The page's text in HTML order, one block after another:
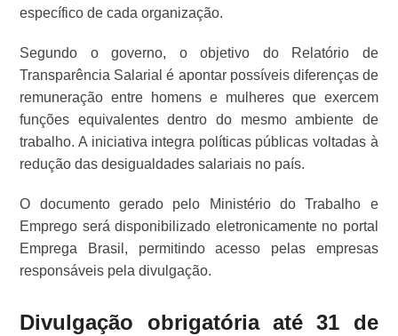
específico de cada organização.
Segundo o governo, o objetivo do Relatório de
Transparência Salarial é apontar possíveis diferenças de
remuneração entre homens e mulheres que exercem
funções equivalentes dentro do mesmo ambiente de
trabalho. A iniciativa integra políticas públicas voltadas à
redução das desigualdades salariais no país.
O documento gerado pelo Ministério do Trabalho e
Emprego será disponibilizado eletronicamente no portal
Emprega Brasil, permitindo acesso pelas empresas
responsáveis pela divulgação.
Divulgação obrigatória até 31 de